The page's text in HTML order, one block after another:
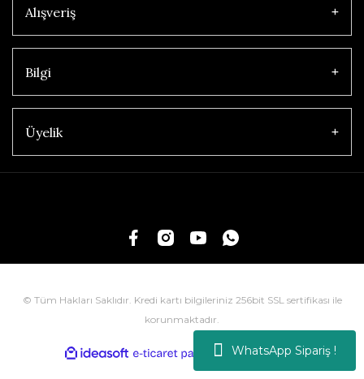
WhatsApp Sipariş !
Alışveriş
Bilgi
Üyelik
© Tüm Hakları Saklıdır. Kredi kartı bilgileriniz 256bit SSL sertifikası ile
korunmaktadır.
ideasoft
e-
ticaret
ile